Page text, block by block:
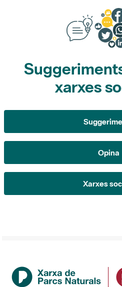
xarxes
Opina
Xarxes
Institució